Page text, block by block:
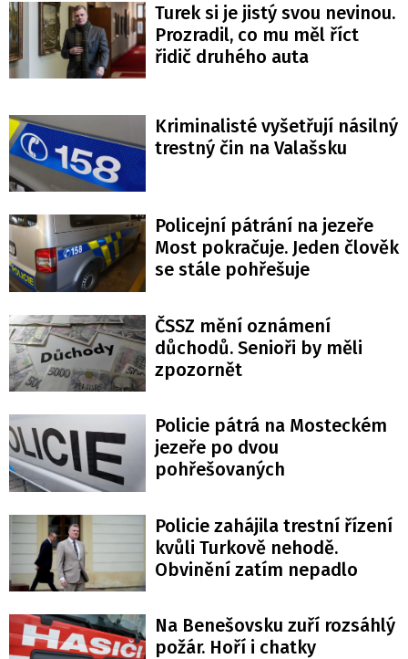
Turek si je jistý svou nevinou.
Prozradil, co mu měl říct
řidič druhého auta
Kriminalisté vyšetřují násilný
trestný čin na Valašsku
Policejní pátrání na jezeře
Most pokračuje. Jeden člověk
se stále pohřešuje
ČSSZ mění oznámení
důchodů. Senioři by měli
zpozornět
Policie pátrá na Mosteckém
jezeře po dvou
pohřešovaných
Policie zahájila trestní řízení
kvůli Turkově nehodě.
Obvinění zatím nepadlo
Na Benešovsku zuří rozsáhlý
požár. Hoří i chatky